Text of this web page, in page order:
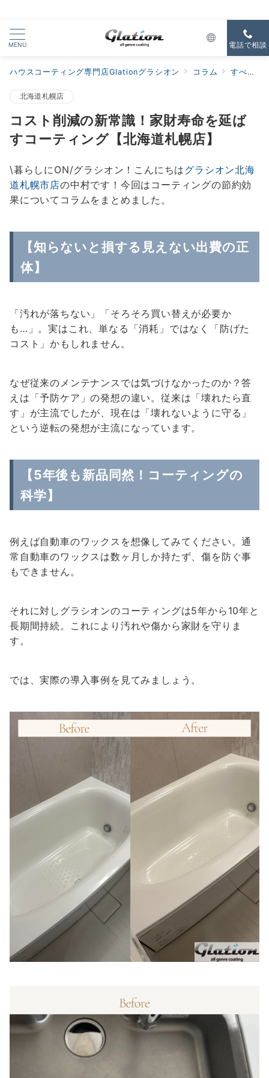
MENU 電話で相談
ハウスコーティング専門店Glationグラシオン コラム すべての新着
北海道札幌店
コスト削減の新常識！家財寿命を延ば
すコーティング【北海道札幌店】
\暮らしにON/グラシオン！こんにちはグラシオン北海
道札幌市店の中村です！今回はコーティングの節約効
果についてコラムをまとめました。
【知らないと損する見えない出費の正
体】
「汚れが落ちない」「そろそろ買い替えが必要か
も…」。実はこれ、単なる「消耗」ではなく「防げた
コスト」かもしれません。
なぜ従来のメンテナンスでは気づけなかったのか？答
えは「予防ケア」の発想の違い。従来は「壊れたら直
す」が主流でしたが、現在は「壊れないように守る」
という逆転の発想が主流になっています。
【5年後も新品同然！コーティングの
科学】
例えば自動車のワックスを想像してみてください。通
常自動車のワックスは数ヶ月しか持たず、傷を防ぐ事
もできません。
それに対しグラシオンのコーティングは5年から10年と
長期間持続。これにより汚れや傷から家財を守りま
す。
では、実際の導入事例を見てみましょう。